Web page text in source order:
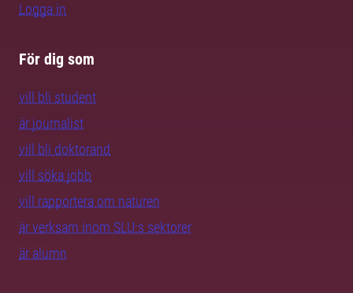
Logga in
För dig som
vill bli student
är journalist
vill bli doktorand
vill söka jobb
vill rapportera om naturen
är verksam inom SLU:s sektorer
är alumn